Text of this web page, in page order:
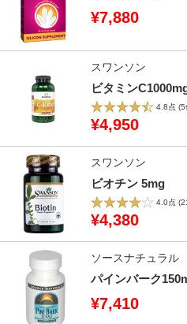
¥7,880
スワンソン
ビタミン
4.8点 (5
¥4,950
スワンソン
ビオチン 5mg
4.0点
¥4,380
ソースナチュラル
パインバーク
¥7,410